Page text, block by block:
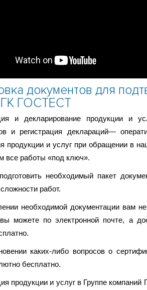
документов для
ГК ГОСТЕСТ
и декларирование продукции и
и регистрация деклараций—
продукции и услуг при обращении в
все работы «под ключ».
необходимый пакет
работ.
необходимой документации вам
можете по электронной почте, а
каких-либо вопросов о
бесплатно.
продукции и услуг в Группе